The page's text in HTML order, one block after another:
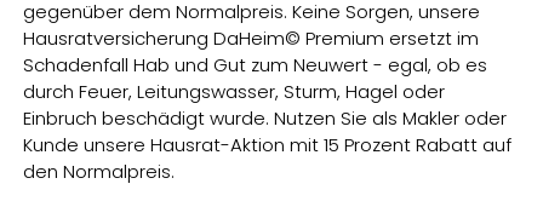
gegenüber dem Normalpreis. Keine Sorgen, unsere
Hausratversicherung DaHeim© Premium ersetzt im
Schadenfall Hab und Gut zum Neuwert - egal, ob es
durch Feuer, Leitungswasser, Sturm, Hagel oder
Einbruch beschädigt wurde. Nutzen Sie als Makler oder
Kunde unsere Hausrat-Aktion mit 15 Prozent Rabatt auf
den Normalpreis.